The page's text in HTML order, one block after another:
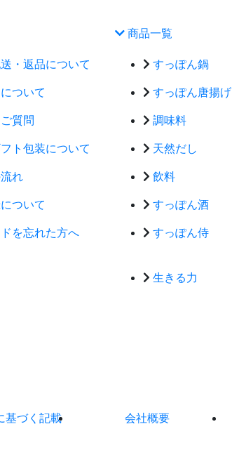
・返品について
ついて
質問
ト包装について
れ
ついて
を忘れた方へ
商品一覧
すっぽん鍋
すっぽん唐揚げ
調味料
天然だし
飲料
すっぽん酒
すっぽん侍
生きる力
基づく記載 会社概要